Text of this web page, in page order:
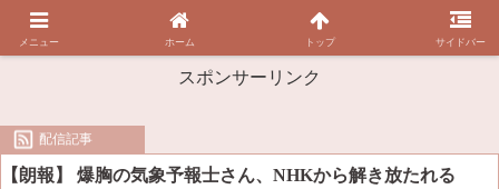
スポンサーリンク
配信記事
【朗報】 爆胸の気象予報士さん、NHKから解き放たれる
メニュー ホーム トップ サイドバー